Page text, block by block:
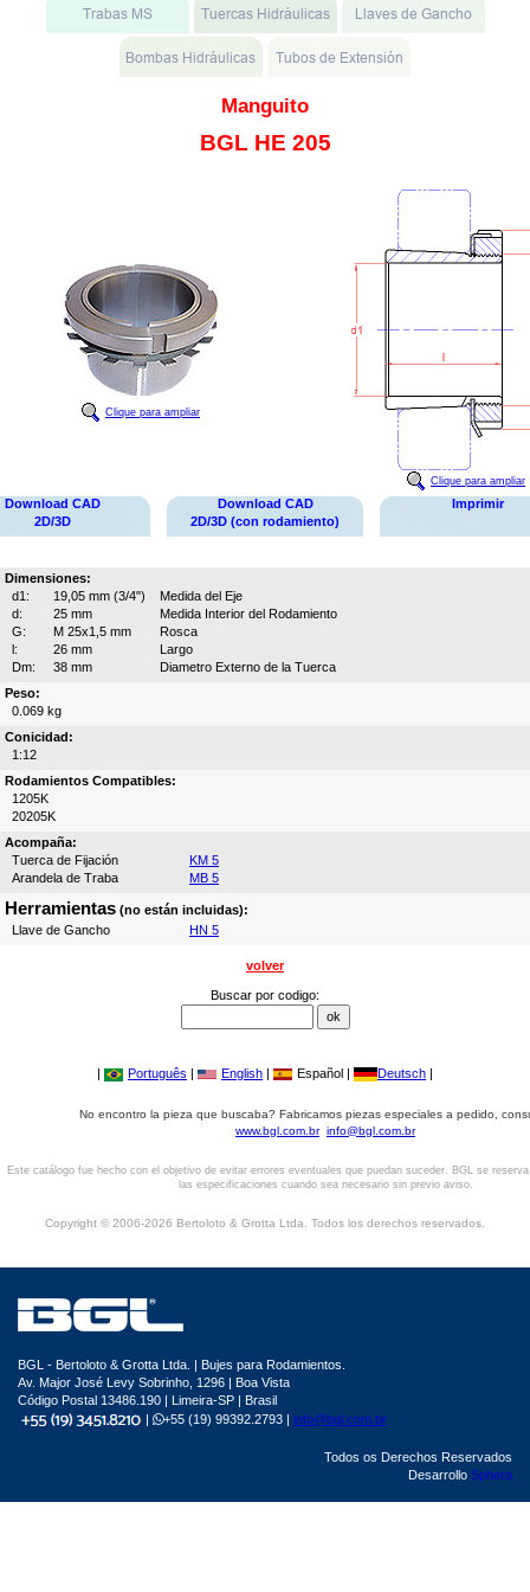
Manguito
BGL HE 205
Clique para ampliar
Clique para ampliar
Download CAD
2D/3D
Download CAD
2D/3D (con rodamiento)
Imprimir
Dimensiones:
d1:
19,05 mm (3/4")
Medida del Eje
d:
25 mm
Medida Interior del Rodamiento
G:
M 25x1,5 mm
Rosca
l:
26 mm
Largo
Dm:
38 mm
Diametro Externo de la Tuerca
Peso:
0.069 kg
Conicidad:
1:12
Rodamientos Compatibles:
1205K
20205K
Acompaña:
Tuerca de Fijación
KM 5
Arandela de Traba
MB 5
Herramientas (no están incluidas):
Llave de Gancho
HN 5
volver
Buscar por codigo:
| Português | English | Español | Deutsch |
No encontro la pieza que buscaba? Fabricamos piezas especiales a pedido,
www.bgl.com.br info@bgl.com.br
Este catálogo fue hecho con el objetivo de evitar errores eventuales que puedan suceder. BGL se
las especificaciones cuando sea necesario sin previo aviso.
Copyright © 2006-2026 Bertoloto & Grotta Ltda. Todos los derechos reservados.
BGL - Bertoloto & Grotta Ltda. | Bujes para Rodamientos.
Av. Major José Levy Sobrinho, 1296 | Boa Vista
Código Postal 13486.190 | Limeira-SP | Brasil
|
+55 (19) 99392.2793 | info@bgl.com.br
Todos os Derechos Reservados
Desarrollo Sphera